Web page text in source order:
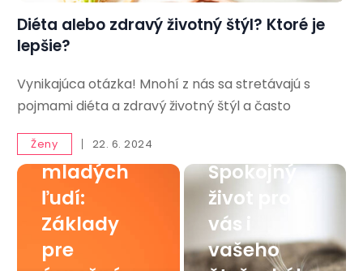
Diéta alebo zdravý životný štýl? Ktoré je
lepšie?
Vynikajúca otázka! Mnohí z nás sa stretávajú s
pojmami diéta a zdravý životný štýl a často
Ženy 22. 6. 2024
Finančná
ť pre
mladých
ľudí:
Základy
pre
Mačka v
Spokojný
život pro
vás i
vašeho